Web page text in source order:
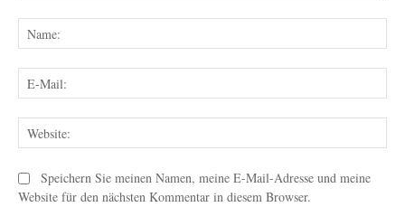
Speichern Sie meinen Namen, meine E-Mail-Adresse und meine
Website für den nächsten Kommentar in diesem Browser.